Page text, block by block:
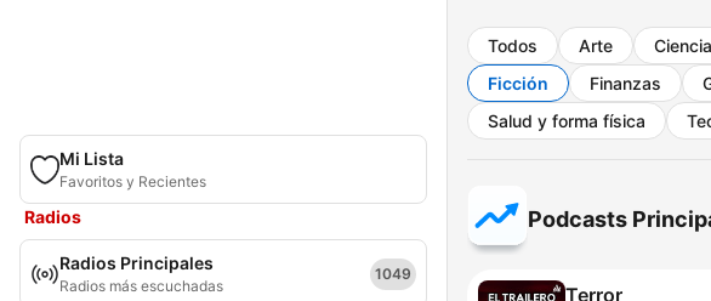
Mi Lista
Favoritos y Recientes
Radios
Radios Principales
Radios más escuchadas
1049
Todos Arte
Ficción
Finanzas
Salud y forma física
Podcasts
Terror